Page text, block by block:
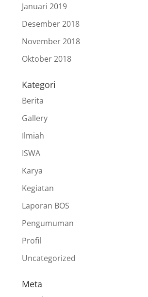
Januari 2019
Desember 2018
November 2018
Oktober 2018
Kategori
Berita
Gallery
Ilmiah
ISWA
Karya
Kegiatan
Laporan BOS
Pengumuman
Profil
Uncategorized
Meta